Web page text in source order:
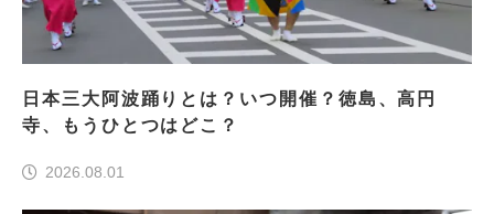
日本三大阿波踊りとは？いつ開催？徳島、高円
寺、もうひとつはどこ？
2026.08.01